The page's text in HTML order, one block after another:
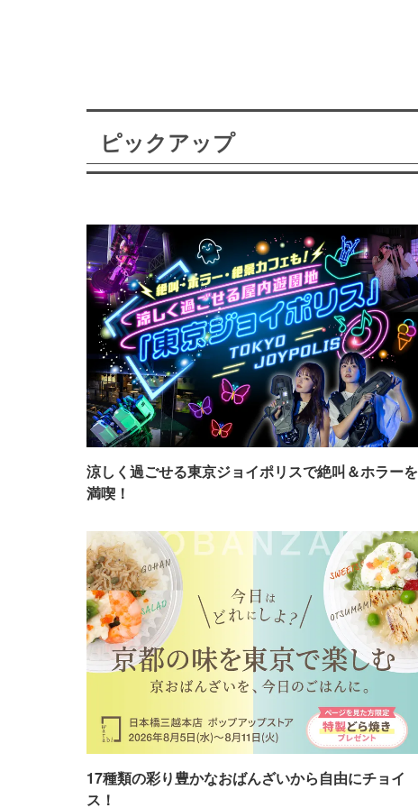
ピックアップ
涼しく過ごせる東京ジョイポリスで絶叫＆ホラーを
満喫！
17種類の彩り豊かなおばんざいから自由にチョイ
ス！